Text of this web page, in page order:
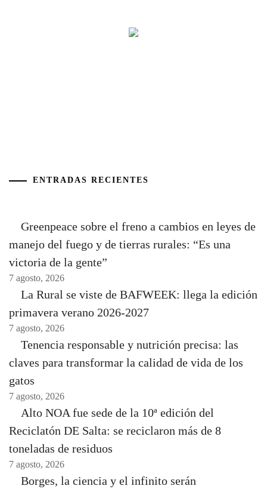
ENTRADAS RECIENTES
Greenpeace sobre el freno a cambios en leyes de
manejo del fuego y de tierras rurales: “Es una
victoria de la gente”
7 agosto, 2026
La Rural se viste de BAFWEEK: llega la edición
primavera verano 2026-2027
7 agosto, 2026
Tenencia responsable y nutrición precisa: las
claves para transformar la calidad de vida de los
gatos
7 agosto, 2026
Alto NOA fue sede de la 10ª edición del
Reciclatón DE Salta: se reciclaron más de 8
toneladas de residuos
7 agosto, 2026
Borges, la ciencia y el infinito serán